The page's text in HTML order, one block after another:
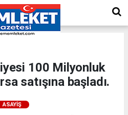
100 Milyonluk
satışına başladı.
ASAYIŞ